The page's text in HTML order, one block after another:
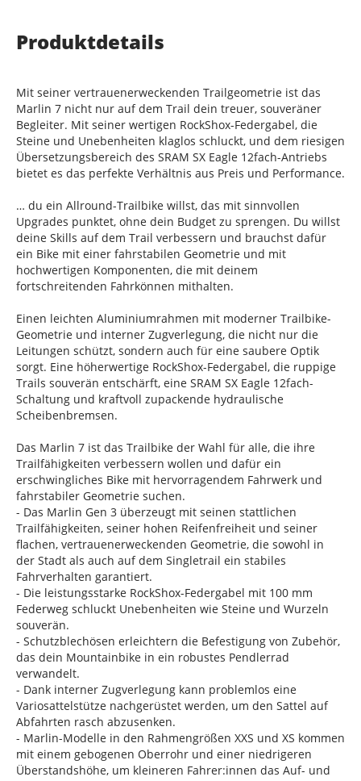
Produktdetails
Mit seiner vertrauenerweckenden Trailgeometrie ist das
Marlin 7 nicht nur auf dem Trail dein treuer, souveräner
Begleiter. Mit seiner wertigen RockShox-Federgabel, die
Steine und Unebenheiten klaglos schluckt, und dem riesigen
Übersetzungsbereich des SRAM SX Eagle 12fach-Antriebs
bietet es das perfekte Verhältnis aus Preis und Performance.
… du ein Allround-Trailbike willst, das mit sinnvollen
Upgrades punktet, ohne dein Budget zu sprengen. Du willst
deine Skills auf dem Trail verbessern und brauchst dafür
ein Bike mit einer fahrstabilen Geometrie und mit
hochwertigen Komponenten, die mit deinem
fortschreitenden Fahrkönnen mithalten.
Einen leichten Aluminiumrahmen mit moderner Trailbike-
Geometrie und interner Zugverlegung, die nicht nur die
Leitungen schützt, sondern auch für eine saubere Optik
sorgt. Eine höherwertige RockShox-Federgabel, die ruppige
Trails souverän entschärft, eine SRAM SX Eagle 12fach-
Schaltung und kraftvoll zupackende hydraulische
Scheibenbremsen.
Das Marlin 7 ist das Trailbike der Wahl für alle, die ihre
Trailfähigkeiten verbessern wollen und dafür ein
erschwingliches Bike mit hervorragendem Fahrwerk und
fahrstabiler Geometrie suchen.
- Das Marlin Gen 3 überzeugt mit seinen stattlichen
Trailfähigkeiten, seiner hohen Reifenfreiheit und seiner
flachen, vertrauenerweckenden Geometrie, die sowohl in
der Stadt als auch auf dem Singletrail ein stabiles
Fahrverhalten garantiert.
- Die leistungsstarke RockShox-Federgabel mit 100 mm
Federweg schluckt Unebenheiten wie Steine und Wurzeln
souverän.
- Schutzblechösen erleichtern die Befestigung von Zubehör,
das dein Mountainbike in ein robustes Pendlerrad
verwandelt.
- Dank interner Zugverlegung kann problemlos eine
Variosattelstütze nachgerüstet werden, um den Sattel auf
Abfahrten rasch abzusenken.
- Marlin-Modelle in den Rahmengrößen XXS und XS kommen
mit einem gebogenen Oberrohr und einer niedrigeren
Überstandshöhe, um kleineren Fahrer:innen das Auf- und